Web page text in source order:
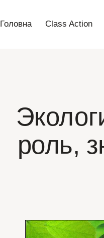
Головна Class Action
роль,